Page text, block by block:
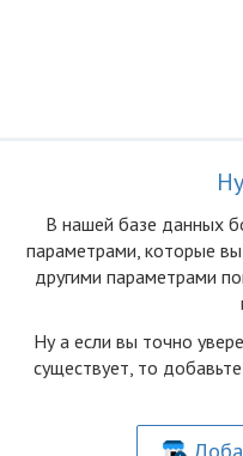
В нашей базе данных
параметрами, которые
другими параметрами
Ну а если вы точно
существует, то